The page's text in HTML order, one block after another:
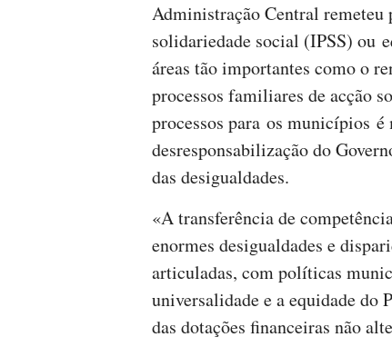
Administração Central
solidariedade social (IPSS) ou
áreas tão importantes como o
processos familiares de acção
processos para os municípios
desresponsabilização do
das desigualdades.
«A transferência de
enormes desigualdades e
articuladas, com políticas
universalidade e a equidade do
das dotações financeiras não